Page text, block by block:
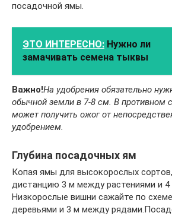
посадочной ямы.
ЭТО ИНТЕРЕСНО: Нужно ли
замачивать семена тыквы
Важно!На удобрения обязательно
обычной земли в 7-8 см. В противном
может получить ожог от
удобрением.
Глубина посадочных ям
Копая ямы для высокорослых
дистанцию 3 м между растениями и
Низкорослые вишни сажайте по
деревьями и 3 м между